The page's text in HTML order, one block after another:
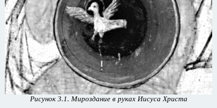
Рисунок 3.1. Мироздание в руках Иисуса Христа